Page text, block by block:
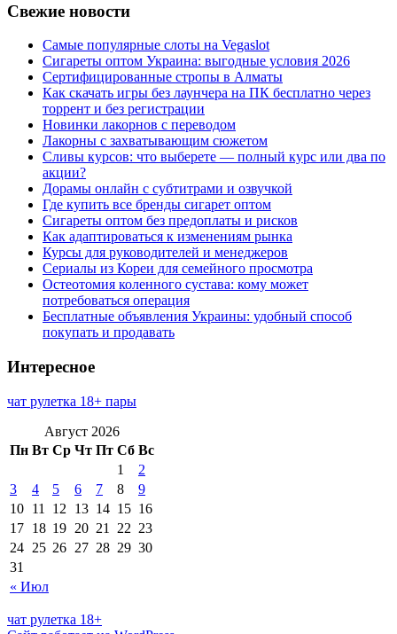
Свежие новости
Самые популярные слоты на Vegaslot
Сигареты оптом Украина: выгодные условия 2026
Сертифицированные стропы в Алматы
Как скачать игры без лаунчера на ПК бесплатно через
торрент и без регистрации
Новинки лакорнов с переводом
Лакорны с захватывающим сюжетом
Сливы курсов: что выберете — полный курс или два по
акции?
Дорамы онлайн с субтитрами и озвучкой
Где купить все бренды сигарет оптом
Сигареты оптом без предоплаты и рисков
Как адаптироваться к изменениям рынка
Курсы для руководителей и менеджеров
Сериалы из Кореи для семейного просмотра
Остеотомия коленного сустава: кому может
потребоваться операция
Бесплатные объявления Украины: удобный способ
покупать и продавать
Интересное
чат рулетка 18+ пары
Август 2026
Пн Вт Ср Чт Пт Сб Вс
« Июл
1
2
3
4 5 6 7 8
9
10 11 12 13 14 15 16
17 18 19 20 21 22 23
24 25 26 27 28 29 30
31
чат рулетка 18+